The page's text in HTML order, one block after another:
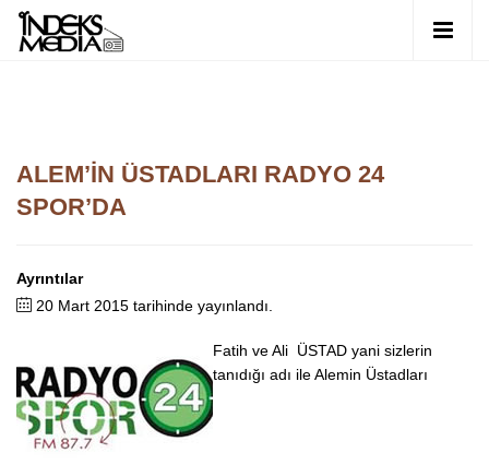
ALEM’İN ÜSTADLARI RADYO 24
SPOR’DA
Ayrıntılar
20 Mart 2015 tarihinde yayınlandı.
Fatih ve Ali ÜSTAD yani sizlerin
tanıdığı adı ile Alemin Üstadları